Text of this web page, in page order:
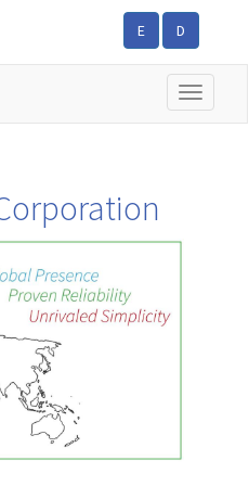
E D
Toggle